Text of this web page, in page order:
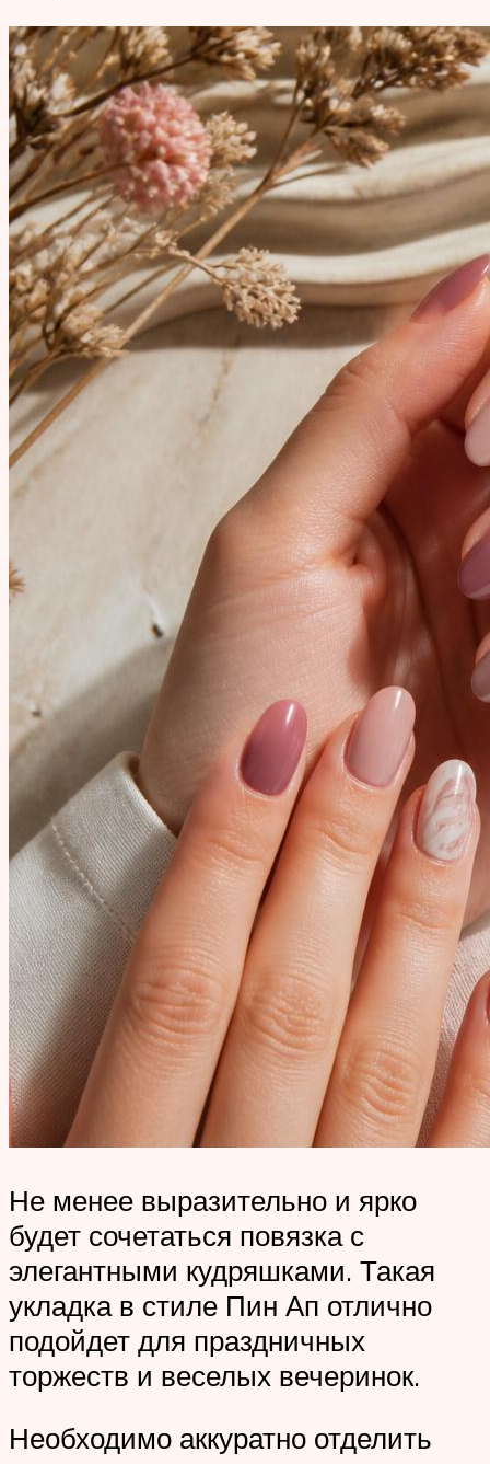
Не менее выразительно и ярко
будет сочетаться повязка с
элегантными кудряшками. Такая
укладка в стиле Пин Ап отлично
подойдет для праздничных
торжеств и веселых вечеринок.
Необходимо аккуратно отделить